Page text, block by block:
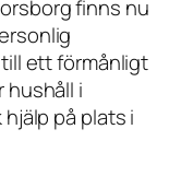
finns nu
ett förmånligt
hushåll i
på plats i